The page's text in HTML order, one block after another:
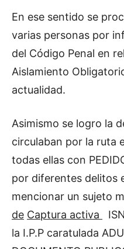
En ese sentido se
varias personas por
del Código Penal en
Aislamiento
actualidad.
Asimismo se logro la
circulaban por la ruta
todas ellas con
por diferentes delitos
mencionar un sujeto
de Captura activa
la I.P.P caratulada